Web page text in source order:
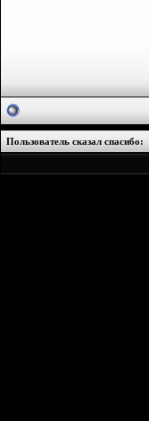
Пользователь сказал cпасибо: